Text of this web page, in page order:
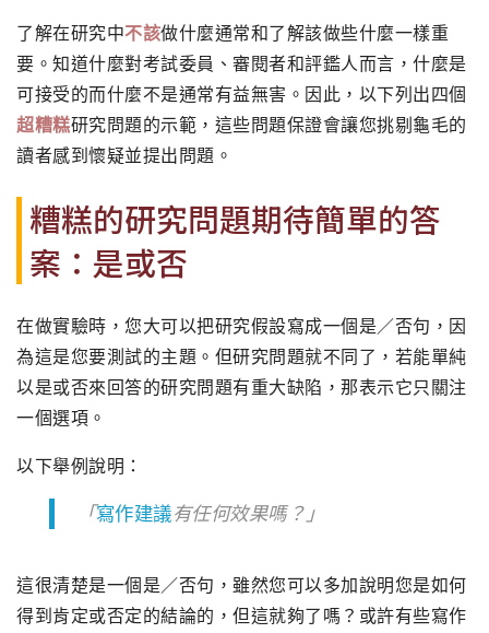
了解在研究中不該做什麼通常和了解該做些什麼一樣重
要。知道什麼對考試委員、審閱者和評鑑人而言，什麼是
可接受的而什麼不是通常有益無害。因此，以下列出四個
超糟糕研究問題的示範，這些問題保證會讓您挑剔龜毛的
讀者感到懷疑並提出問題。
糟糕的研究問題期待簡單的答
案：是或否
在做實驗時，您大可以把研究假設寫成一個是／否句，因
為這是您要測試的主題。但研究問題就不同了，若能單純
以是或否來回答的研究問題有重大缺陷，那表示它只關注
一個選項。
以下舉例說明：
「寫作建議有任何效果嗎？」
這很清楚是一個是／否句，雖然您可以多加說明您是如何
得到肯定或否定的結論的，但這就夠了嗎？或許有些寫作